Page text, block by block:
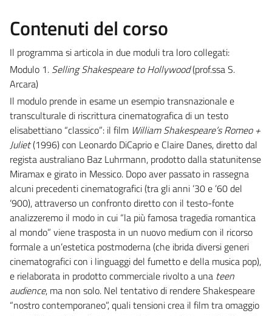
Contenuti del corso
Il programma si articola in due moduli tra loro collegati:
Modulo 1. Selling Shakespeare to Hollywood(prof.ssa S.
Arcara)
Il modulo prende in esame un esempio transnazionale e
transculturale di riscrittura cinematografica di un testo
elisabettiano “classico”: il film William Shakespeare’s Romeo +
Juliet(1996) con Leonardo DiCaprio e Claire Danes, diretto dal
regista australiano Baz Luhrmann, prodotto dalla statunitense
Miramax e girato in Messico. Dopo aver passato in rassegna
alcuni precedenti cinematografici (tra gli anni ’30 e ’60 del
‘900), attraverso un confronto diretto con il testo-fonte
analizzeremo il modo in cui “la più famosa tragedia romantica
al mondo” viene trasposta in un nuovo medium con il ricorso
formale a un’estetica postmoderna (che ibrida diversi generi
cinematografici con i linguaggi del fumetto e della musica pop),
e rielaborata in prodotto commerciale rivolto a una teen
audience, ma non solo. Nel tentativo di rendere Shakespeare
“nostro contemporaneo”, quali tensioni crea il film tra omaggio